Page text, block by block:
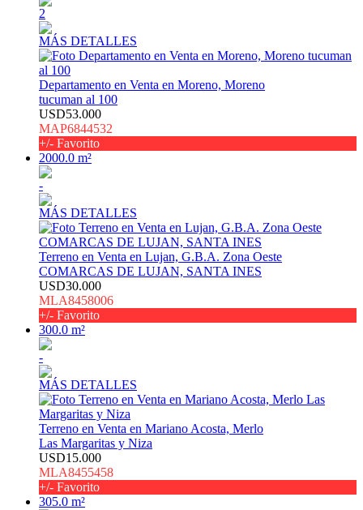
2
MÁS DETALLES
Departamento en Venta en Moreno, Moreno
tucuman al 100
USD53.000
MAP6844532
+/- Favorito
2000.0 m²
-
MÁS DETALLES
Terreno en Venta en Lujan, G.B.A. Zona Oeste
COMARCAS DE LUJAN, SANTA INES
USD30.000
MLA8458006
+/- Favorito
300.0 m²
-
MÁS DETALLES
Terreno en Venta en Mariano Acosta, Merlo
Las Margaritas y Niza
USD15.000
MLA8455458
+/- Favorito
305.0 m²